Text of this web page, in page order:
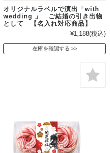
オリジナルラベルで演出「with
wedding 」 ご結婚の引き出物
として 【名入れ対応商品】
¥1,188(税込)
在庫を確認する